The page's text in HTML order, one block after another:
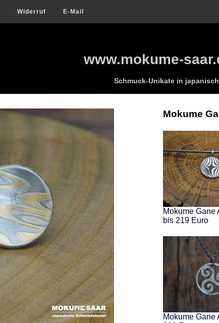
Widerruf E-Mail
www.mokume-
Schmuck-Unikate in
Mokume
Mokume Gane
bis 219 Euro
Mokume Gane